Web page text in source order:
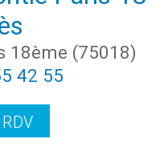
18ème (75018)
42 55